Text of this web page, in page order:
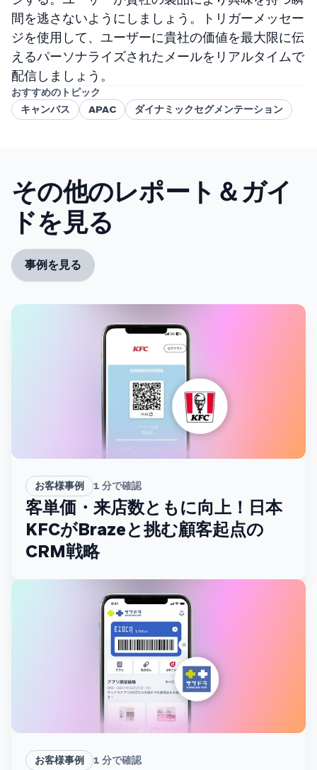
間を逃さないようにしましょう。トリガーメッセー
ジを使用して、ユーザーに貴社の価値を最大限に伝
えるパーソナライズされたメールをリアルタイムで
配信しましょう。
おすすめのトピック
キャンバス
APAC ダイナミックセグメンテーション
その他のレポート＆ガイ
ドを見る
事例を見る
お客様事例 1 分で確認
客単価・来店数ともに向上！日本
KFCがBrazeと挑む顧客起点の
CRM戦略
お客様事例 1 分で確認